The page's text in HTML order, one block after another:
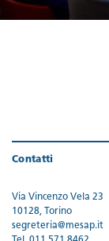
Contatti
Via Vincenzo Vela 23
10128, Torino
segreteria@mesap.it